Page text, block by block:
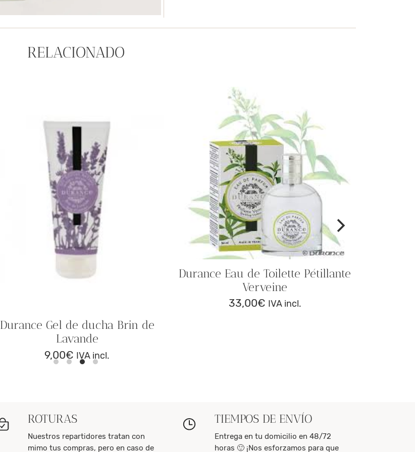
RELACIONADO
Durance Eau de Toilette Pétillante
Verveine
33,00€ IVA incl.
Durance Gel de ducha Brin de
Lavande
9,00€ IVA incl.
ROTURAS
Nuestros repartidores tratan con
mimo tus compras, pero en caso de
TIEMPOS DE ENVÍO
Entrega en tu domicilio en 48/72
horas 🙂 ¡Nos esforzamos para que